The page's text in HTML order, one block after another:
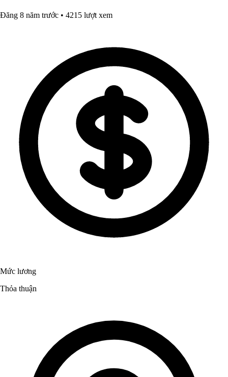
Đăng 8 năm trước • 4215 lượt xem
Mức lương
Thỏa thuận